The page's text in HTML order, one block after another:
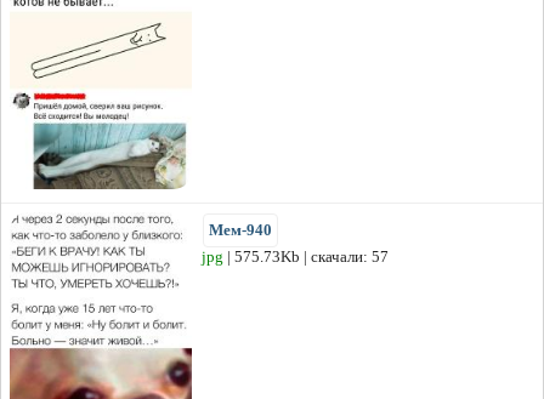
Мем-940
jpg | 575.73Kb | скачали: 57